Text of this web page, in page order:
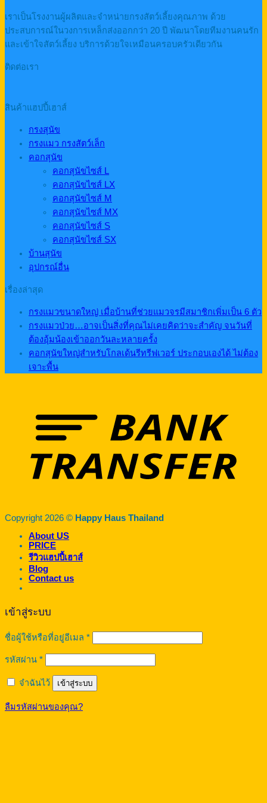
เราเป็นโรงงานผู้ผลิตและจำหน่ายกรงสัตว์เลี้ยงคุณภาพ ด้วย
ประสบการณ์ในวงการเหล็กส่งออกกว่า 20 ปี พัฒนาโดยทีมงานคนรัก
และเข้าใจสัตว์เลี้ยง บริการด้วยใจเหมือนครอบครัวเดียวกัน
ติดต่อเรา
สินค้าแฮปปี้เฮาส์
กรงสุนัข
กรงแมว กรงสัตว์เล็ก
คอกสุนัข
คอกสุนัขไซส์ L
คอกสุนัขไซส์ LX
คอกสุนัขไซส์ M
คอกสุนัขไซส์ MX
คอกสุนัขไซส์ S
คอกสุนัขไซส์ SX
บ้านสุนัข
อุปกรณ์อื่น
เรื่องล่าสุด
กรงแมวขนาดใหญ่ เมื่อบ้านที่ช่วยแมวจรมีสมาชิกเพิ่มเป็น 6 ตัว
กรงแมวป่วย…อาจเป็นสิ่งที่คุณไม่เคยคิดว่าจะสำคัญ จนวันที่
ต้องอุ้มน้องเข้าออกวันละหลายครั้ง
คอกสุนัขใหญ่สำหรับโกลเด้นรีทรีฟเวอร์ ประกอบเองได้ ไม่ต้อง
เจาะพื้น
Copyright 2026 © Happy Haus Thailand
About US
PRICE
รีวิวแฮปปี้เฮาส์
Blog
Contact us
เข้าสู่ระบบ
ชื่อผู้ใช้หรือที่อยู่อีเมล *ต้องการ
รหัสผ่าน *ต้องการ
จำฉันไว้ เข้าสู่ระบบ
ลืมรหัสผ่านของคุณ?